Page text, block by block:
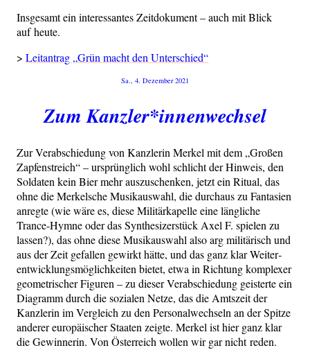
Ins­ge­samt ein inter­es­san­tes Zeit­do­ku­ment – auch mit Blick
auf heute.
> Leit­an­trag „Grün macht den Unter­schied“
Veröffentlicht
Sa., 4. Dezember 2021
Zum Kanzler*innenwechsel
Zur Ver­ab­schie­dung von Kanz­le­rin Mer­kel mit dem „Gro­ßen
Zap­fen­streich“ – ursprüng­lich wohl schlicht der Hin­weis, den
Sol­da­ten kein Bier mehr aus­zu­schen­ken, jetzt ein Ritu­al, das
ohne die Mer­kel­sche Musik­aus­wahl, die durch­aus zu Fan­ta­sien
anreg­te (wie wäre es, die­se Mili­tär­ka­pel­le eine läng­li­che
Trance-Hym­ne oder das Syn­the­si­zer­stück Axel F. spie­len zu
las­sen?), das ohne die­se Musik­aus­wahl also arg mili­tä­risch und
aus der Zeit gefal­len gewirkt hät­te, und das ganz klar Wei­ter­
ent­wick­lungs­mög­lich­kei­ten bie­tet, etwa in Rich­tung kom­ple­xer
geo­me­tri­scher Figu­ren – zu die­ser Ver­ab­schie­dung geis­ter­te ein
Dia­gramm durch die sozia­len Net­ze, das die Amts­zeit der
Kanz­le­rin im Ver­gleich zu den Per­so­nal­wech­seln an der Spit­ze
ande­rer euro­päi­scher Staa­ten zeig­te. Mer­kel ist hier ganz klar
die Gewin­ne­rin. Von Öster­reich wol­len wir gar nicht reden.